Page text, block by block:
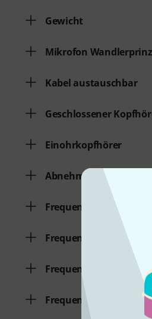
Gewicht
Mikrofon
Kabel austauschbar
Geschlossener
Einohrkopfhörer
Abnehmbares Kabel
Frequenzgang
Frequenzgang
Frequenzgang
Frequenzgang